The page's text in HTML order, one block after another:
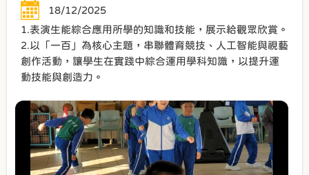
18/12/2025
1.表演生能綜合應用所學的知識和技能，展示給觀眾欣賞。
2.以「一百」為核心主題，串聯體育競技、人工智能與視藝
創作活動，讓學生在實踐中綜合運用學科知識，以提升運
動技能與創造力。